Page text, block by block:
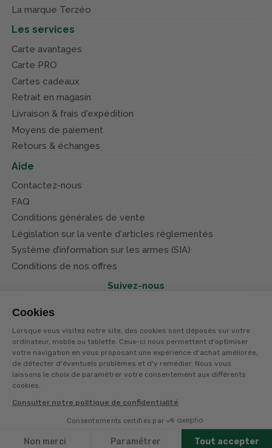
Cookies
Lorsque vous visitez notre site, des cookies sont déposés sur votre
ordinateur, mobile ou tablette. Ceux-ci nous permettent d'optimiser
votre navigation en vous proposant une expérience d'achat améliorée,
de détecter d'éventuels problèmes et d'y remédier. Nous vous
laissons le choix de paramétrer votre consentement aux différents
cookies.
Consulter notre politique de confidentialité
Consentements certifiés par
Non merci Paramétrer Tout accepter
La marque Terzéo
Les services
Carte avantages
Carte PRO
Cartes cadeaux
Retrait en magasin
Livraison & frais d'expédition
Moyens de paiement
Retours & échanges
Aide
Contactez-nous
FAQ
Conditions générales de vente
Législation sur la vente d'articles réglementés
Système d’information sur les armes (SIA)
Conditions de nos offres
Suivez-nous
© Terres et eaux 2026
Politique de confidentialité
Mentions légales
CGV